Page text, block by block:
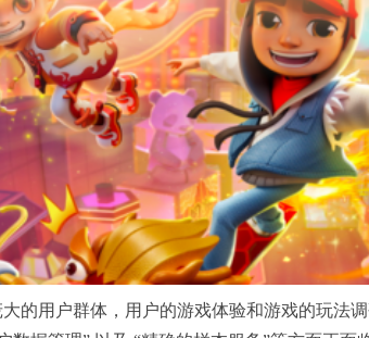
的用户群体，用户的游戏体验和游戏的玩法